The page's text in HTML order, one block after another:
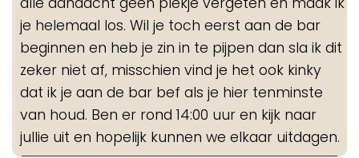
je helemaal los. Wil je toch eerst aan de bar
beginnen en heb je zin in te pijpen dan sla ik dit
zeker niet af, misschien vind je het ook kinky
dat ik je aan de bar bef als je hier tenminste
van houd. Ben er rond 14:00 uur en kijk naar
jullie uit en hopelijk kunnen we elkaar uitdagen.